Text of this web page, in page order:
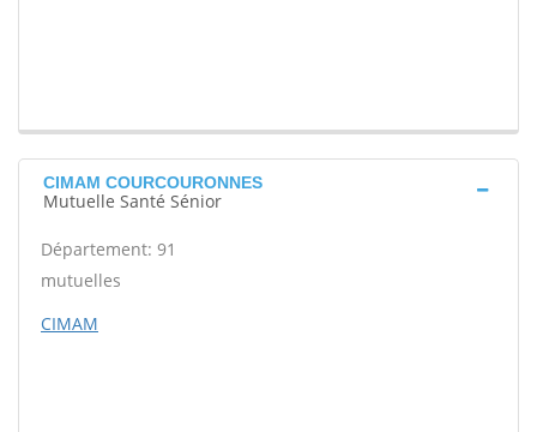
CIMAM COURCOURONNES
Mutuelle Santé Sénior
Département: 91
mutuelles
CIMAM